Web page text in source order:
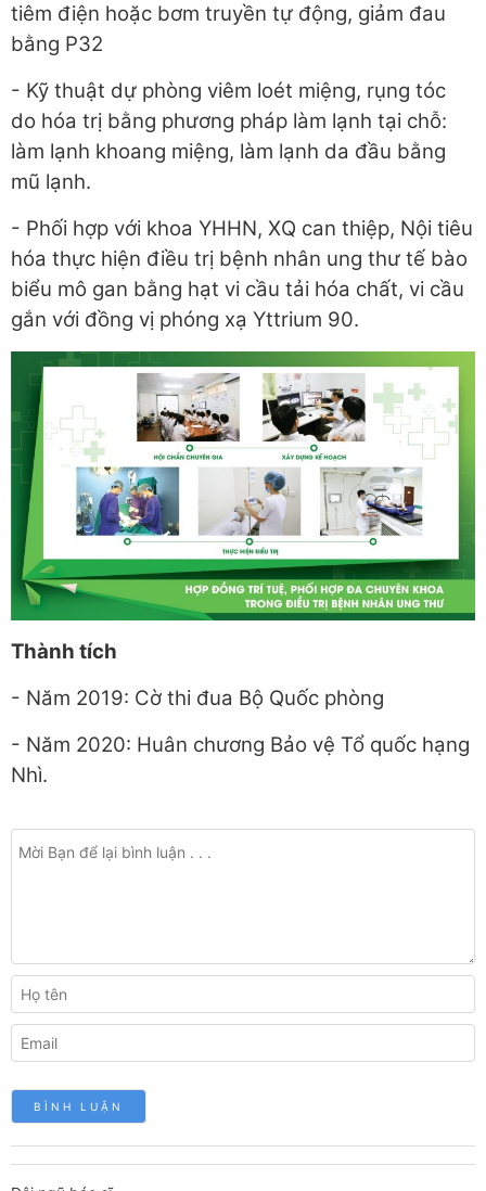
tiêm điện hoặc bơm truyền tự động, giảm đau
bằng P32
- Kỹ thuật dự phòng viêm loét miệng, rụng tóc
do hóa trị bằng phương pháp làm lạnh tại chỗ:
làm lạnh khoang miệng, làm lạnh da đầu bằng
mũ lạnh.
- Phối hợp với khoa YHHN, XQ can thiệp, Nội tiêu
hóa thực hiện điều trị bệnh nhân ung thư tế bào
biểu mô gan bằng hạt vi cầu tải hóa chất, vi cầu
gắn với đồng vị phóng xạ Yttrium 90.
Thành tích
- Năm 2019: Cờ thi đua Bộ Quốc phòng
- Năm 2020: Huân chương Bảo vệ Tổ quốc hạng
Nhì.